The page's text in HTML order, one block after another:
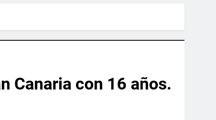
Canaria con 16 años.